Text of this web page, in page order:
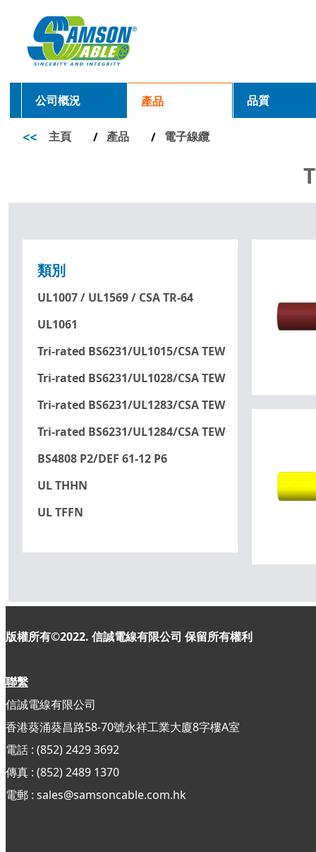
公司概況 產品 品質
<< 主頁 / 產品 / 電子線纜
類別
UL1007 / UL1569 / CSA TR-64
UL1061
Tri-rated BS6231/UL1015/CSA TEW
Tri-rated BS6231/UL1028/CSA TEW
Tri-rated BS6231/UL1283/CSA TEW
Tri-rated BS6231/UL1284/CSA TEW
BS4808 P2/DEF 61-12 P6
UL THHN
UL TFFN
版權所有©2022. 信誠電線有限公司 保留所有權利
聯繫
信誠電線有限公司
香港葵涌葵昌路58-70號永祥工業大廈8字樓A室
電話 : (852) 2429 3692
傳真 : (852)2489 1370
電郵 : sales@samsoncable.com.hk